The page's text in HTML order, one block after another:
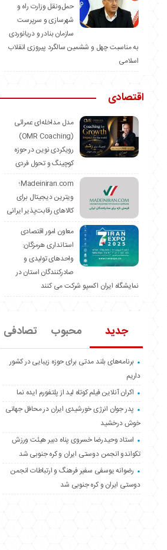
حمل‌ونقل وزارت راه و
شهرسازی و سرپرست
سازمان بنادر و دریانوردی
به مناسبت چهل و ششمین سالگرد پیروزی انقلاب
اسلامی
اقتصادی
مدل مداخله‌ای عمرائی
(OMR Coaching)
رویکردی نوین در حوزه
کوچینگ و تحول فردی
Madeiniran.com؛
ویترین دیجیتال برای
کالاهای رقابت‌پذیر ایرانی
معاون امور اقتصادی
استانداری هرمزگان:
واحدهای تولیدی و
صادرکنندگان استان در
نمایشگاه ایران اکسپو شرکت می کنند
جدید محبوب تصادفی
برنامه‌های بلند مدتی برای حوزه زیبایی در کشور
داریم
اکران آنلاین فیلم کوتاه لید از پلتفورم ایده نما
پدر جوان انرژی خورشیدی ایران در محافل جهانی
خوش درخشید
استاد وحیدرضا خسروی پناه دبیر هیئت ورزش
تکواندو انجمن دوستی ایران و کره جنوبی شد
رضوانه یوسفی سفیر فرهنگ و ارتباطات انجمن
دوستی ایران و کره جنوبی شد